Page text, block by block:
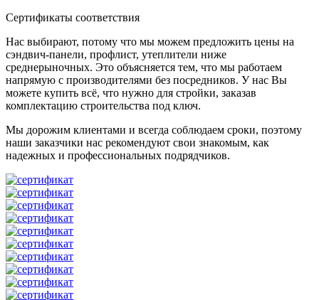
Сертификаты соответствия
Нас выбирают, потому что мы можем предложить цены на
сэндвич-панели, профлист, утеплители ниже
среднерыночных. Это объясняется тем, что мы работаем
напрямую с производителями без посредников. У нас Вы
можете купить всё, что нужно для стройки, заказав
комплектацию строительства под ключ.
Мы дорожим клиентами и всегда соблюдаем сроки, поэтому
наши заказчики нас рекомендуют свои знакомым, как
надежных и профессиональных подрядчиков.